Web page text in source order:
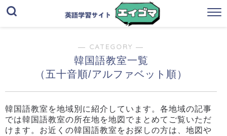
― CATEGORY ―
韓国語教室一覧
（五十音順/アルファベット順）
韓国語教室を地域別に紹介しています。各地域の記事
では韓国語教室の所在地を地図でまとめてご覧いただ
けます。お近くの韓国語教室をお探しの方は、地図や